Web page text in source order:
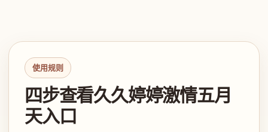
使用规则
四步查看久久婷婷激情五月
天入口